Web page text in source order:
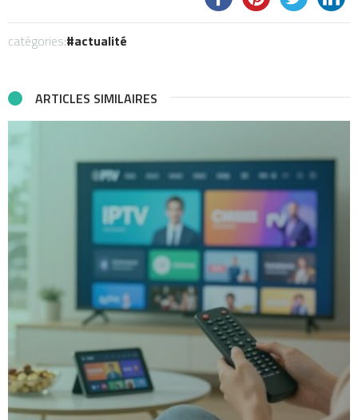
catégories: actualité
ARTICLES SIMILAIRES